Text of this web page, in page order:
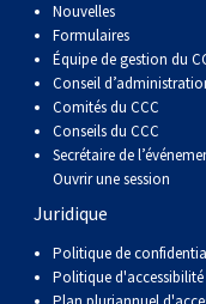
Schapendoes
Berger Shetland
Chien d’eau espagnol
Vallhund suédois
Lundehund
Otterhound
Petit basset griffon
Pharaoh Hound
Épagneul breton
Épagneul Clumber
Épagneul cocker
Épagneul springer
Schnauzer (nain)
Terrier écossais
Terrier Sealyham
Terrier Skye
Fox terrier
Terrier de
Xoloitzcuintli (nain)
Terrier du Yorkshire
Komondor
Kuvasz
Leonberger
Mastiff
Nouvelles
Formulaires
Équipe de gestion du
Conseil
Comités du CCC
Conseils du CCC
Secrétaire de
Ouvrir une session
Juridique
Politique de
Politique d'accessibilité